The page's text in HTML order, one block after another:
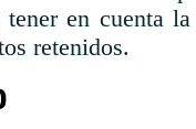
en cuenta
retenidos.